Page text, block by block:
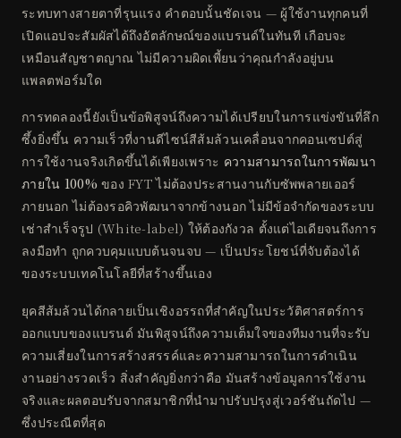
ระทบทางสายตาที่รุนแรง คำตอบนั้นชัดเจน — ผู้ใช้งานทุกคนที่
เปิดแอปจะสัมผัสได้ถึงอัตลักษณ์ของแบรนด์ในทันที เกือบจะ
เหมือนสัญชาตญาณ ไม่มีความผิดเพี้ยนว่าคุณกำลังอยู่บน
แพลตฟอร์มใด
การทดลองนี้ยังเป็นข้อพิสูจน์ถึงความได้เปรียบในการแข่งขันที่ลึก
ซึ้งยิ่งขึ้น ความเร็วที่งานดีไซน์สีส้มล้วนเคลื่อนจากคอนเซปต์สู่
การใช้งานจริงเกิดขึ้นได้เพียงเพราะ ความสามารถในการพัฒนา
ภายใน 100% ของ FYT ไม่ต้องประสานงานกับซัพพลายเออร์
ภายนอก ไม่ต้องรอคิวพัฒนาจากข้างนอก ไม่มีข้อจำกัดของระบบ
เช่าสำเร็จรูป (White-label) ให้ต้องกังวล ตั้งแต่ไอเดียจนถึงการ
ลงมือทำ ถูกควบคุมแบบต้นจนจบ — เป็นประโยชน์ที่จับต้องได้
ของระบบเทคโนโลยีที่สร้างขึ้นเอง
ยุคสีส้มล้วนได้กลายเป็นเชิงอรรถที่สำคัญในประวัติศาสตร์การ
ออกแบบของแบรนด์ มันพิสูจน์ถึงความเต็มใจของทีมงานที่จะรับ
ความเสี่ยงในการสร้างสรรค์และความสามารถในการดำเนิน
งานอย่างรวดเร็ว สิ่งสำคัญยิ่งกว่าคือ มันสร้างข้อมูลการใช้งาน
จริงและผลตอบรับจากสมาชิกที่นำมาปรับปรุงสู่เวอร์ชันถัดไป —
ซึ่งประณีตที่สุด